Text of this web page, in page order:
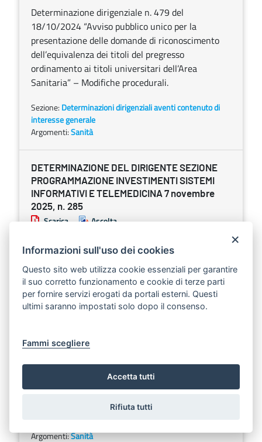
Determinazione dirigenziale n. 479 del
18/10/2024 “Avviso pubblico unico per la
presentazione delle domande di riconoscimento
dell’equivalenza dei titoli del pregresso
ordinamento ai titoli universitari dell’Area
Sanitaria” – Modifiche procedurali.
Sezione: Determinazioni dirigenziali aventi contenuto di
interesse generale
Argomenti:Sanità
DETERMINAZIONE DEL DIRIGENTE SEZIONE
PROGRAMMAZIONE INVESTIMENTI SISTEMI
INFORMATIVI E TELEMEDICINA 7 novembre
2025, n. 285
Scarica Ascolta
CUP: F79I25000950002 PR Puglia FESR-
1754/2023 - Avviso Pubblico approvato con Atto
Dirigenziale N.00277 del 22/12/2023. Intervento
“Implementazione di nuove tecnologie
Presa d’atto verbale Commissione di valutazione,
schema Disciplinare. Accertamento e Impegno di
spesa.
Determinazioni dirigenziali aventi contenuto di
Argomenti:Sanità
×
Informazioni sull'uso dei cookies
Questo sito web utilizza cookie essenziali per garantire
il suo corretto funzionamento e cookie di terze parti
per fornire servizi erogati da portali esterni. Questi
ultimi saranno impostati solo dopo il consenso.
Fammi scegliere
Accetta tutti
Rifiuta tutti